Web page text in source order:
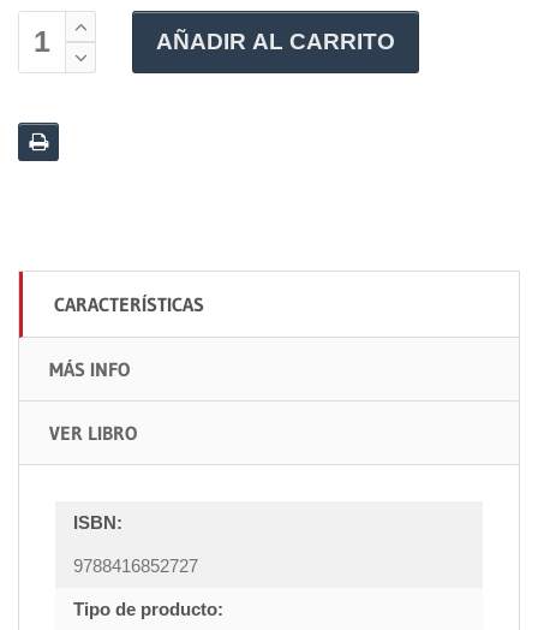
AÑADIR AL CARRITO
CARACTERÍSTICAS
MÁS INFO
VER LIBRO
ISBN:
9788416852727
Tipo de producto: